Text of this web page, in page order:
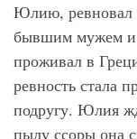
Юлию, ревновал
бывшим мужем и
проживал в
ревность стала
подругу. Юлия
пылу ссоры она